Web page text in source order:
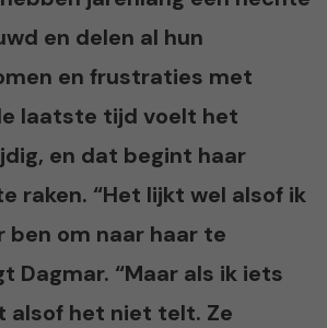
en delen al hun
en frustraties met
laatste tijd voelt het
en dat begint haar
raken. “Het lijkt wel alsof ik
ben om naar haar te
Dagmar. “Maar als ik iets
alsof het niet telt. Ze